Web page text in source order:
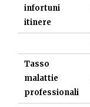
infortuni
itinere
Tasso
malattie
professionali